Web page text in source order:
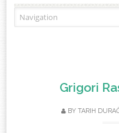
Grigori
BY TARIH